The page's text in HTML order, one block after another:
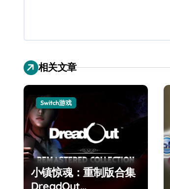
相关文章
Switch游戏
小镇惊魂：重制版合集
DreadOut